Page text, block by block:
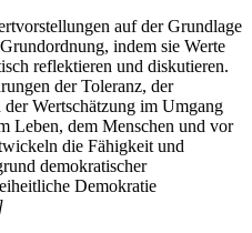
auf der Grundlage
indem sie Werte
reflektieren und diskutieren.
der Toleranz, der
Wertschätzung im Umgang
Leben, dem Menschen und vor
die Fähigkeit und
demokratischer
Demokratie